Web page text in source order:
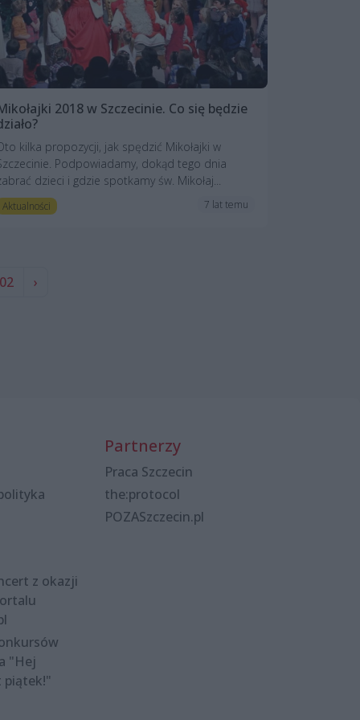
2018 w Szczecinie. Co się będzie
kilka propozycji, jak spędzić Mikołajki w
Podpowiadamy, dokąd tego dnia
dzieci i gdzie spotkamy św. Mikołaj...
Aktualności 7 lat temu
›
z okazji
"Hej
piątek!"
Partnerzy
Praca Szczecin
the:protocol
POZASzczecin.pl